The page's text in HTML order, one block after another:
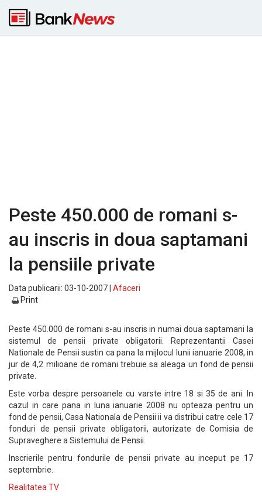
Peste 450.000 de romani s-
au inscris in doua saptamani
la pensiile private
Data publicarii: 03-10-2007 | Afaceri
Print
Peste 450.000 de romani s-au inscris in numai doua saptamani la
sistemul de pensii private obligatorii. Reprezentantii Casei
Nationale de Pensii sustin ca pana la mijlocul lunii ianuarie 2008, in
jur de 4,2 milioane de romani trebuie sa aleaga un fond de pensii
private.
Este vorba despre persoanele cu varste intre 18 si 35 de ani. In
cazul in care pana in luna ianuarie 2008 nu opteaza pentru un
fond de pensii, Casa Nationala de Pensii ii va distribui catre cele 17
fonduri de pensii private obligatorii, autorizate de Comisia de
Supraveghere a Sistemului de Pensii.
Inscrierile pentru fondurile de pensii private au inceput pe 17
septembrie.
Realitatea TV